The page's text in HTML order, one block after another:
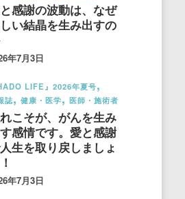
感謝の波動は、なぜ
い結晶を生み出すの
年7月3日
LIFE』2026年夏号
誌
健康・医学 医師・施術者
こそが、がんを生み
感情です。愛と感謝
生を取り戻しましょ
年7月3日